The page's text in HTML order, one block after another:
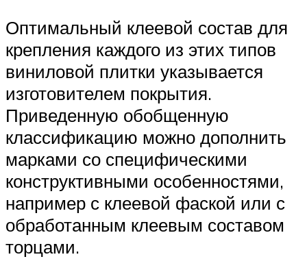
Оптимальный клеевой состав для
крепления каждого из этих типов
виниловой плитки указывается
изготовителем покрытия.
Приведенную обобщенную
классификацию можно дополнить
марками со специфическими
конструктивными особенностями,
например с клеевой фаской или с
обработанным клеевым составом
торцами.